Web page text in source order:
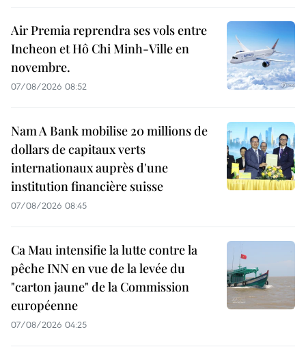
Air Premia reprendra ses vols entre
Incheon et Hô Chi Minh-Ville en
novembre.
07/08/2026 08:52
Nam A Bank mobilise 20 millions de
dollars de capitaux verts
internationaux auprès d'une
institution financière suisse
07/08/2026 08:45
Ca Mau intensifie la lutte contre la
pêche INN en vue de la levée du
"carton jaune" de la Commission
européenne
07/08/2026 04:25